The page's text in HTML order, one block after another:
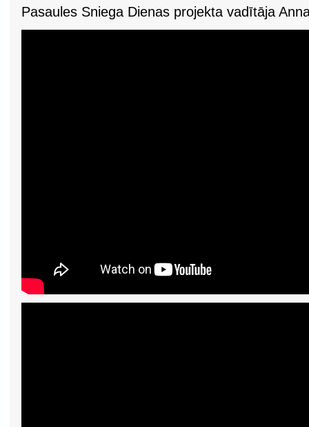
Pasaules Sniega Dienas projekta vadītāja